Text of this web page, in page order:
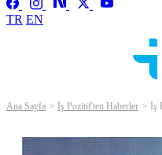
TR EN
Ana Sayfa İş Pozitif'ten Haberler İş